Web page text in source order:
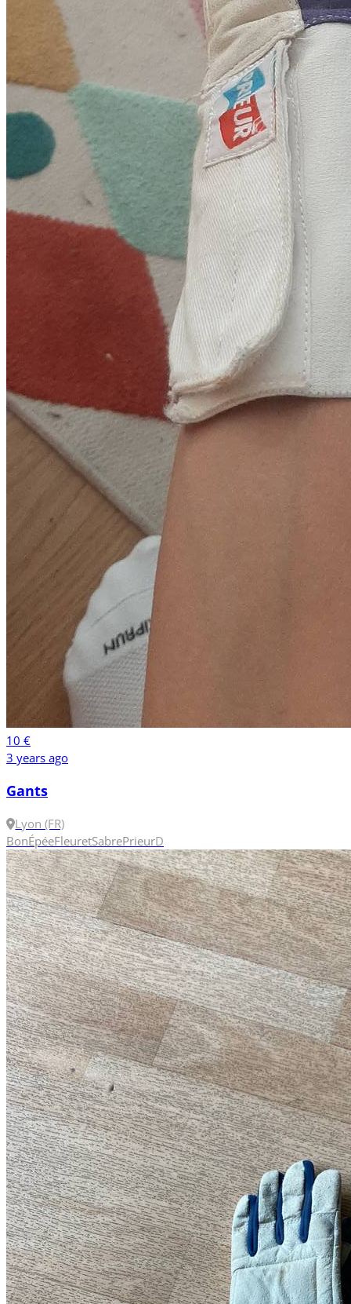
10 €
3 years ago
Gants
Lyon (FR)
BonÉpéeFleuretSabrePrieurD